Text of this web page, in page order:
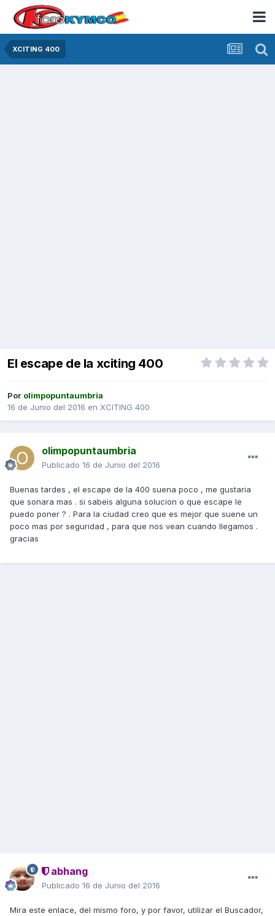
XCITING 400
El escape de la xciting 400
Por olimpopuntaumbria
16 de Junio del 2016 en XCITING 400
olimpopuntaumbria
Publicado 16 de Junio del 2016
Buenas tardes , el escape de la 400 suena poco , me gustaria
que sonara mas . si sabeis alguna solucion o que escape le
puedo poner ? . Para la ciudad creo que es mejor que suene un
poco mas por seguridad , para que nos vean cuando llegamos .
gracias
abhang
Publicado 16 de Junio del 2016
Mira este enlace, del mismo foro, y por favor, utilizar el Buscador,